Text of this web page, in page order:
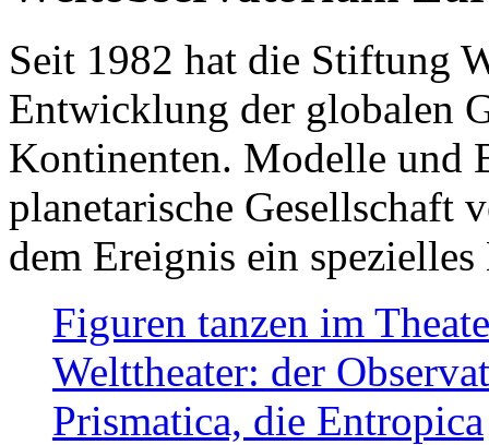
Seit 1982 hat die Stiftung
Entwicklung der globalen
Kontinenten. Modelle und
planetarische Gesellschaft
dem Ereignis ein
Figuren tanzen im
Welttheater: der
Prismatica, die Entropica